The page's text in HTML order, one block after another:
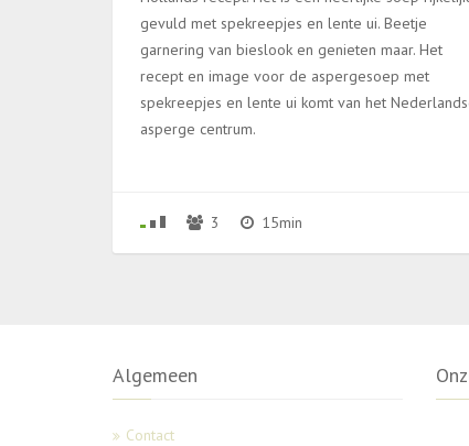
gevuld met spekreepjes en lente ui. Beetje
garnering van bieslook en genieten maar. Het
recept en image voor de aspergesoep met
spekreepjes en lente ui komt van het
asperge centrum.
3 15min
Algemeen
Contact